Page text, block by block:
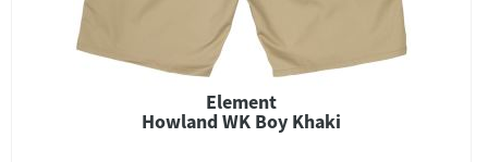
Element
Howland WK Boy Khaki